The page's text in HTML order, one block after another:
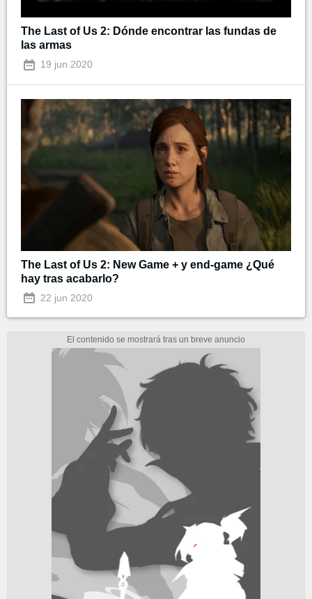
The Last of Us 2: Dónde encontrar las fundas de
las armas
19 jun 2020
The Last of Us 2: New Game + y end-game ¿Qué
hay tras acabarlo?
22 jun 2020